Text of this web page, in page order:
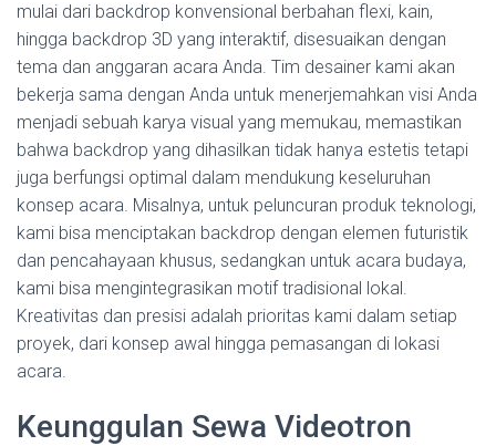
mulai dari backdrop konvensional berbahan flexi, kain,
hingga backdrop 3D yang interaktif, disesuaikan dengan
tema dan anggaran acara Anda. Tim desainer kami akan
bekerja sama dengan Anda untuk menerjemahkan visi Anda
menjadi sebuah karya visual yang memukau, memastikan
bahwa backdrop yang dihasilkan tidak hanya estetis tetapi
juga berfungsi optimal dalam mendukung keseluruhan
konsep acara. Misalnya, untuk peluncuran produk teknologi,
kami bisa menciptakan backdrop dengan elemen futuristik
dan pencahayaan khusus, sedangkan untuk acara budaya,
kami bisa mengintegrasikan motif tradisional lokal.
Kreativitas dan presisi adalah prioritas kami dalam setiap
proyek, dari konsep awal hingga pemasangan di lokasi
acara.
Keunggulan Sewa Videotron